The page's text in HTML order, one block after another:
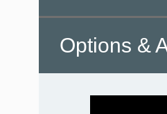
Options &